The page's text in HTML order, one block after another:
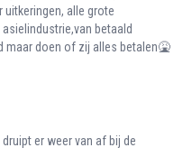
alle grote
betaald
maar doen of zij alles betalen🤮
er weer van af bij de